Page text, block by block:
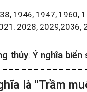
1946, 1947, 1960,
2028, 2029,2036,
thủy: Ý nghĩa biển
là "Trầm